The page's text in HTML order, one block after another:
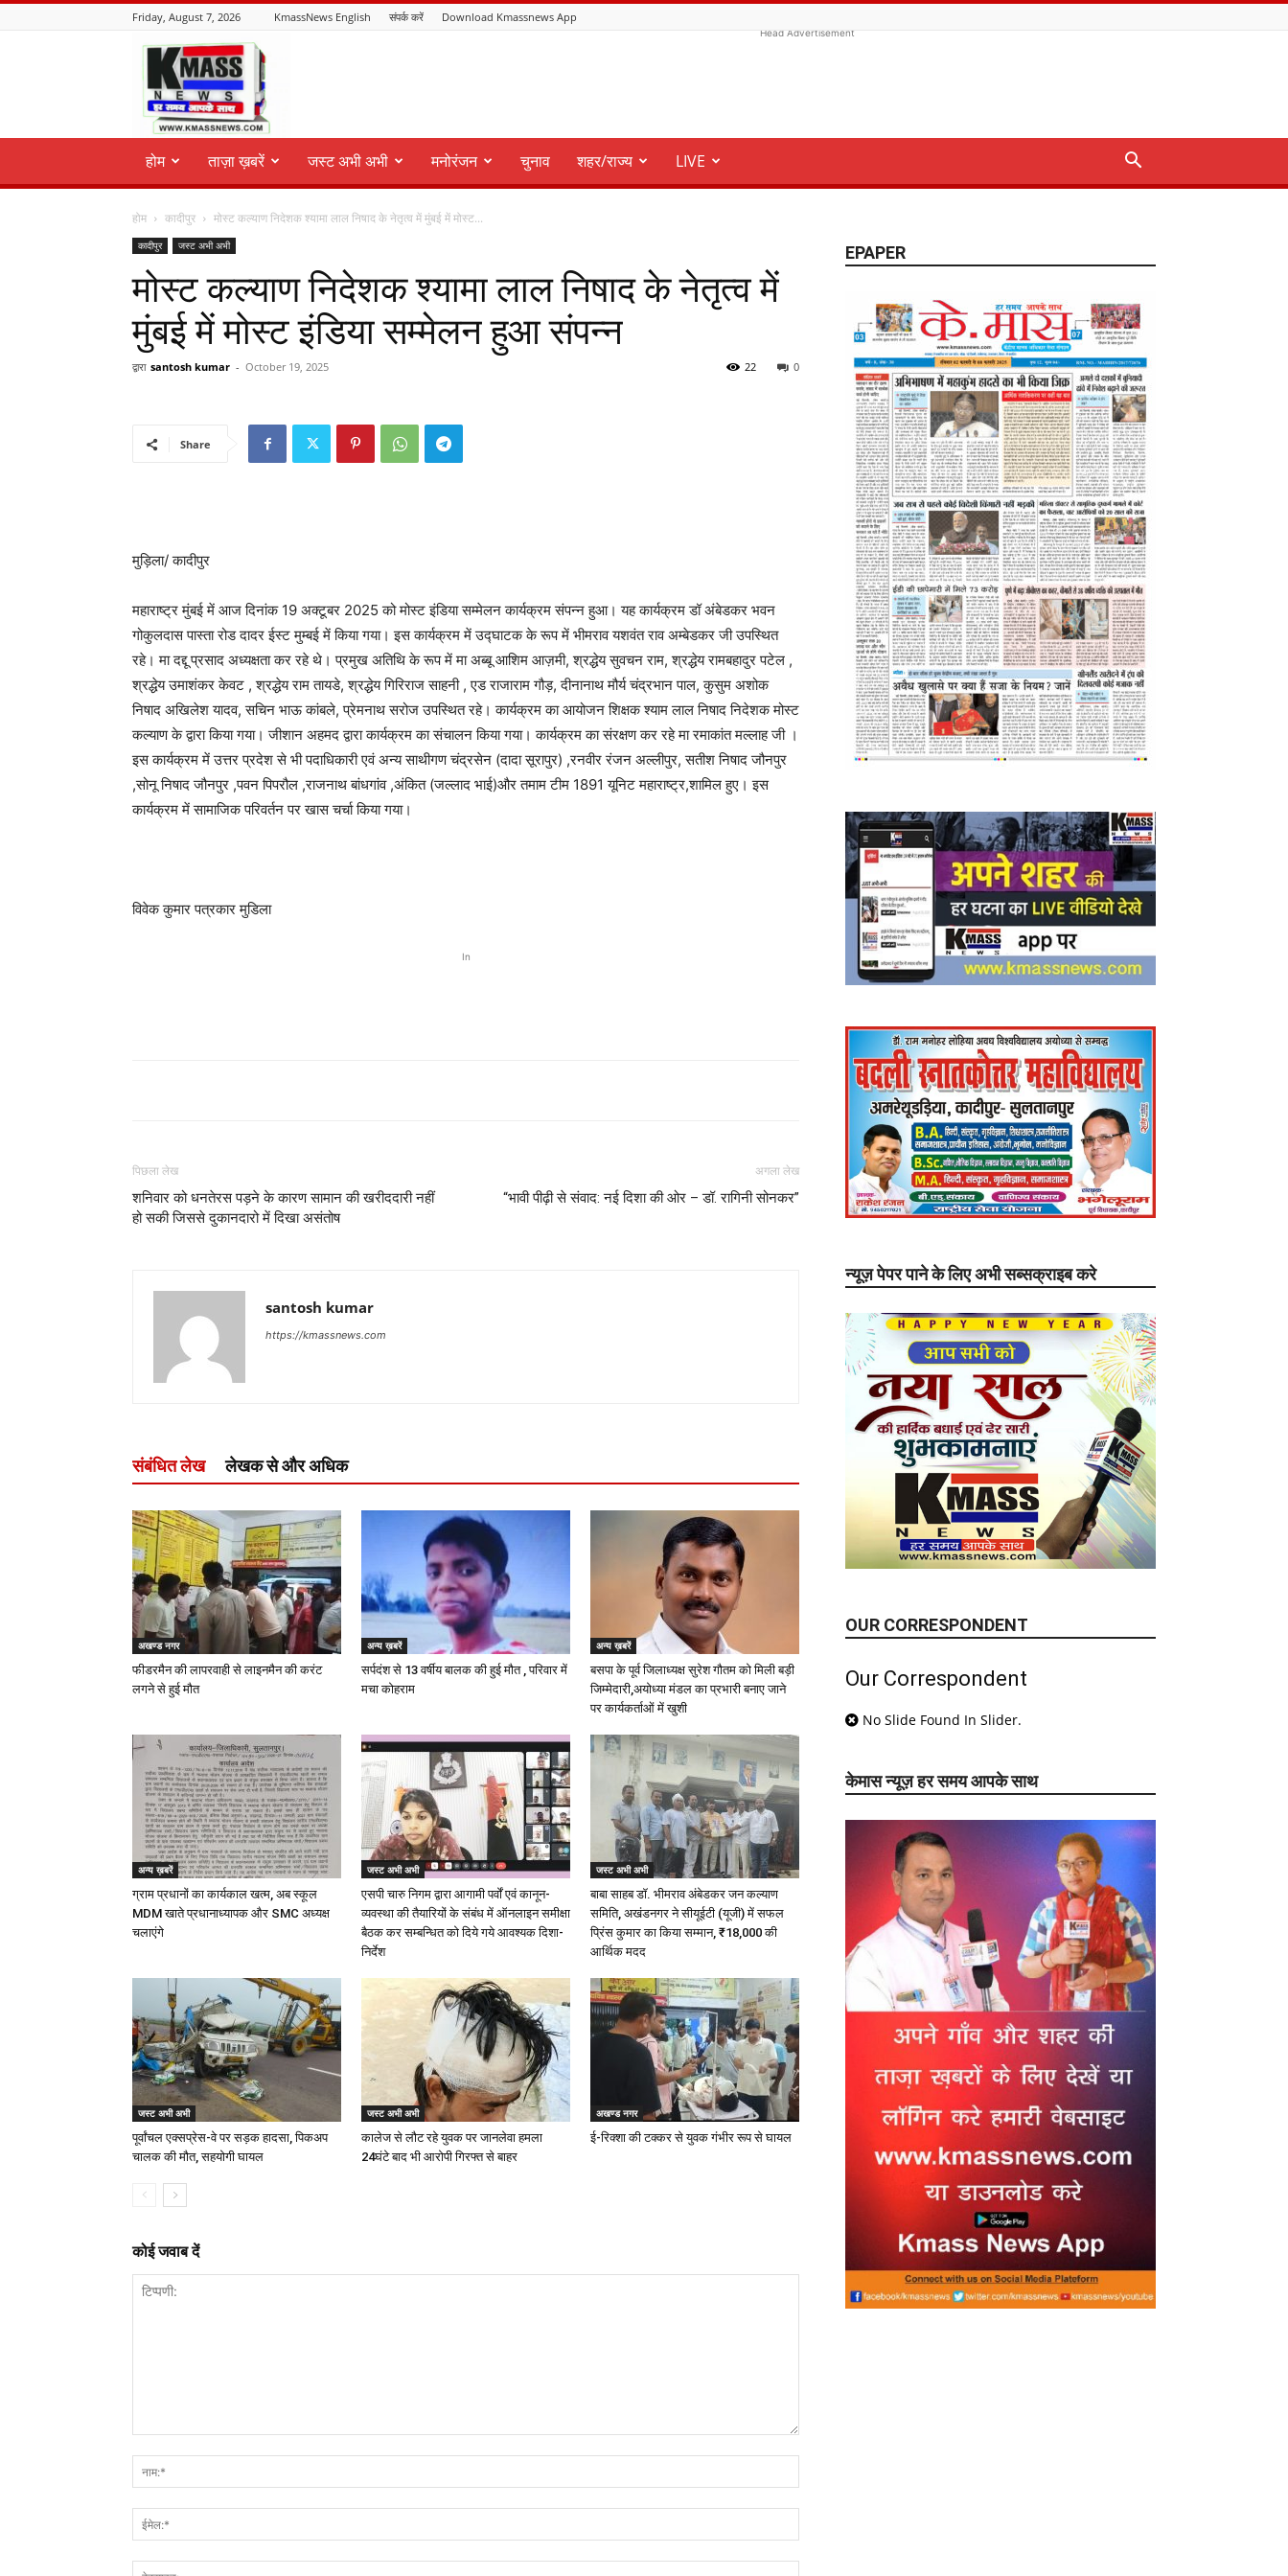
Friday, August 7, 2026 KmassNews English संपर्क करें Download Kmassnews App
KmassNews
Head Advertisement
होम ताज़ा ख़बरें जस्ट अभी अभी मनोरंजन चुनाव शहर/राज्य LIVE
होम कादीपुर मोस्ट कल्याण निदेशक श्यामा लाल निषाद के नेतृत्व में मुंबई में मोस्ट...
कादीपुर जस्ट अभी अभी
मोस्ट कल्याण निदेशक श्यामा लाल निषाद के नेतृत्व में
मुंबई में मोस्ट इंडिया सम्मेलन हुआ संपन्न
द्वारा santosh kumar - October 19, 2025 0
22
Share
मुड़िला/ कादीपुर
महाराष्ट्र मुंबई में आज दिनांक 19 अक्टूबर 2025 को मोस्ट इंडिया सम्मेलन कार्यक्रम संपन्न हुआ। यह कार्यक्रम डॉ अंबेडकर भवन
गोकुलदास पास्ता रोड दादर ईस्ट मुम्बई में किया गया। इस कार्यक्रम में उद्घाटक के रूप में भीमराव यशवंत राव अम्बेडकर जी उपस्थित
रहे। मा दद्दू प्रसाद अध्यक्षता कर रहे थे। प्रमुख अतिथि के रूप में मा अब्बू आशिम आज़मी, श्रद्धेय सुवचन राम, श्रद्धेय रामबहादुर पटेल ,
श्रद्धेय उमाशंकर केवट , श्रद्धेय राम तायडे, श्रद्धेय गिरिराज साहनी , एड राजाराम गौड़, दीनानाथ मौर्य चंद्रभान पाल, कुसुम अशोक
निषाद अखिलेश यादव, सचिन भाऊ कांबले, प्रेमनाथ सरोज उपस्थित रहे। कार्यक्रम का आयोजन शिक्षक श्याम लाल निषाद निदेशक मोस्ट
कल्याण के द्वारा किया गया। जीशान अहमद द्वारा कार्यक्रम का संचालन किया गया। कार्यक्रम का संरक्षण कर रहे मा रमाकांत मल्लाह जी ।
इस कार्यक्रम में उत्तर प्रदेश से भी पदाधिकारी एवं अन्य साथीगण चंद्रसेन (दादा सूरापुर) ,रनवीर रंजन अल्लीपुर, सतीश निषाद जौनपुर
,सोनू निषाद जौनपुर ,पवन पिपरौल ,राजनाथ बांधगांव ,अंकित (जल्लाद भाई)और तमाम टीम 1891 यूनिट महाराष्ट्र,शामिल हुए। इस
कार्यक्रम में सामाजिक परिवर्तन पर खास चर्चा किया गया।
विवेक कुमार पत्रकार मुडिला
In
पिछला लेख
शनिवार को धनतेरस पड़ने के कारण सामान की खरीददारी नहीं
हो सकी जिससे दुकानदारो में दिखा असंतोष
अगला लेख
“भावी पीढ़ी से संवाद: नई दिशा की ओर – डॉ. रागिनी सोनकर”
santosh kumar
https://kmassnews.com
संबंधित लेख लेखक से और अधिक
अखण्ड नगर
फीडरमैन की लापरवाही से लाइनमैन की करंट
लगने से हुई मौत
अन्य ख़बरें
सर्पदंश से 13 वर्षीय बालक की हुई मौत , परिवार में
मचा कोहराम
अन्य ख़बरें
बसपा के पूर्व जिलाध्यक्ष सुरेश गौतम को मिली बड़ी
जिम्मेदारी,अयोध्या मंडल का प्रभारी बनाए जाने
पर कार्यकर्ताओं में खुशी
अन्य ख़बरें
ग्राम प्रधानों का कार्यकाल खत्म, अब स्कूल
MDM खाते प्रधानाध्यापक और SMC अध्यक्ष
चलाएंगे
जस्ट अभी अभी
एसपी चारु निगम द्वारा आगामी पर्वों एवं कानून-
व्यवस्था की तैयारियों के संबंध में ऑनलाइन समीक्षा
बैठक कर सम्बन्धित को दिये गये आवश्यक दिशा-
निर्देश
जस्ट अभी अभी
बाबा साहब डॉ. भीमराव अंबेडकर जन कल्याण
समिति, अखंडनगर ने सीयूईटी (यूजी) में सफल
प्रिंस कुमार का किया सम्मान, ₹18,000 की
आर्थिक मदद
जस्ट अभी अभी
पूर्वांचल एक्सप्रेस-वे पर सड़क हादसा, पिकअप
चालक की मौत, सहयोगी घायल
जस्ट अभी अभी
कालेज से लौट रहे युवक पर जानलेवा हमला
24घंटे बाद भी आरोपी गिरफ्त से बाहर
अखण्ड नगर
ई-रिक्शा की टक्कर से युवक गंभीर रूप से घायल
कोई जवाब दें
EPAPER
न्यूज़ पेपर पाने के लिए अभी सब्सक्राइब करे
OUR CORRESPONDENT
Our Correspondent
No Slide Found In Slider.
केमास न्यूज़ हर समय आपके साथ